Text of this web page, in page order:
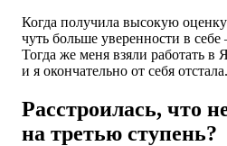
Когда получила высокую
чуть больше уверенности в себе
Тогда же меня взяли работать в
и я окончательно от себя отстала.
Расстроилась, что
на третью ступень?